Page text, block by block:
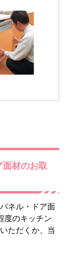
面材のお取
ネル・ドア面
度のキッチン
ただくか、当